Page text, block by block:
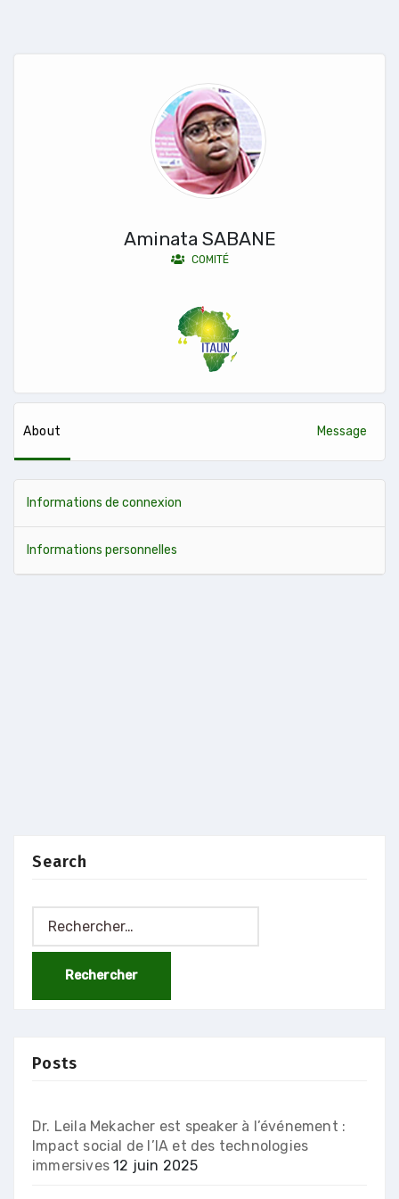
Aminata SABANE
COMITÉ
About Message
Informations de connexion
Informations personnelles
Search
Rechercher :
Posts
Dr. Leila Mekacher est speaker à l’événement :
Impact social de l’IA et des technologies
immersives 12 juin 2025